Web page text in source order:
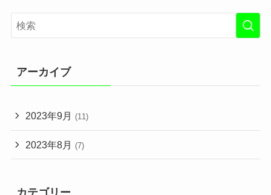
アーカイブ
2023年9月 (11)
2023年8月 (7)
カテゴリー